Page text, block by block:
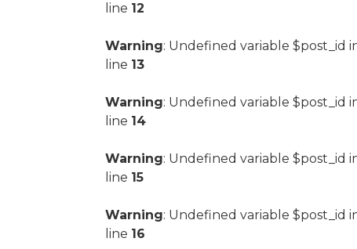
line 12
Warning: Undefined variable $post_id
line 13
Warning: Undefined variable $post_id
line 14
Warning: Undefined variable $post_id
line 15
Warning: Undefined variable $post_id
line 16